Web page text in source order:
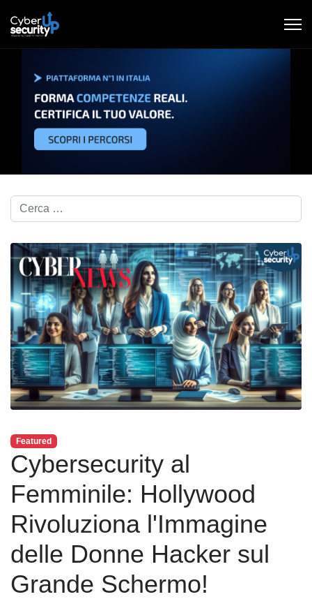
Cerca nel blog...
Featured
Cybersecurity al
Femminile: Hollywood
Rivoluziona l'Immagine
delle Donne Hacker sul
Grande Schermo!